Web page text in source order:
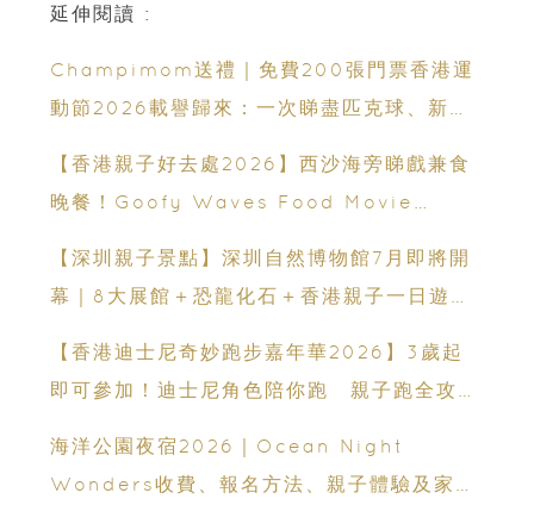
延伸閱讀 :
Champimom送禮｜免費200張門票香港運
動節2026載譽歸來：一次睇盡匹克球、新興
【香港親子好去處2026】西沙海旁睇戲兼食
晚餐！Goofy Waves Food Movie
【深圳親子景點】深圳自然博物館7月即將開
幕｜8大展館＋恐龍化石＋香港親子一日遊推
【香港迪士尼奇妙跑步嘉年華2026】3歲起
即可參加！迪士尼角色陪你跑 親子跑全攻略
海洋公園夜宿2026｜Ocean Night
Wonders收費、報名方法、親子體驗及家長